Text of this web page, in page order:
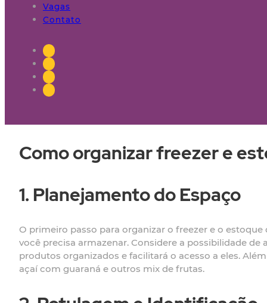
Vagas
Contato
Como organizar freezer e
1. Planejamento do Espaço
O primeiro passo para organizar o freezer e o
você precisa armazenar. Considere a possibilidade
produtos organizados e facilitará o acesso a eles.
açaí com guaraná e outros mix de frutas.